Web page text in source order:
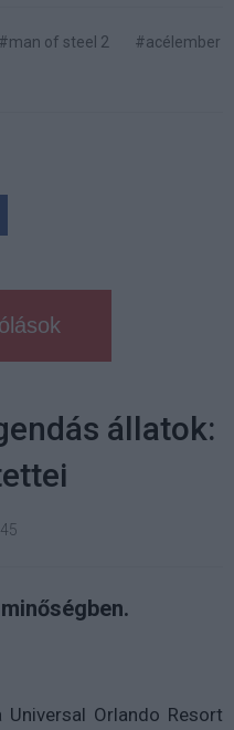
#man of steel 2
#acélember
állatok:
Orlando Resort